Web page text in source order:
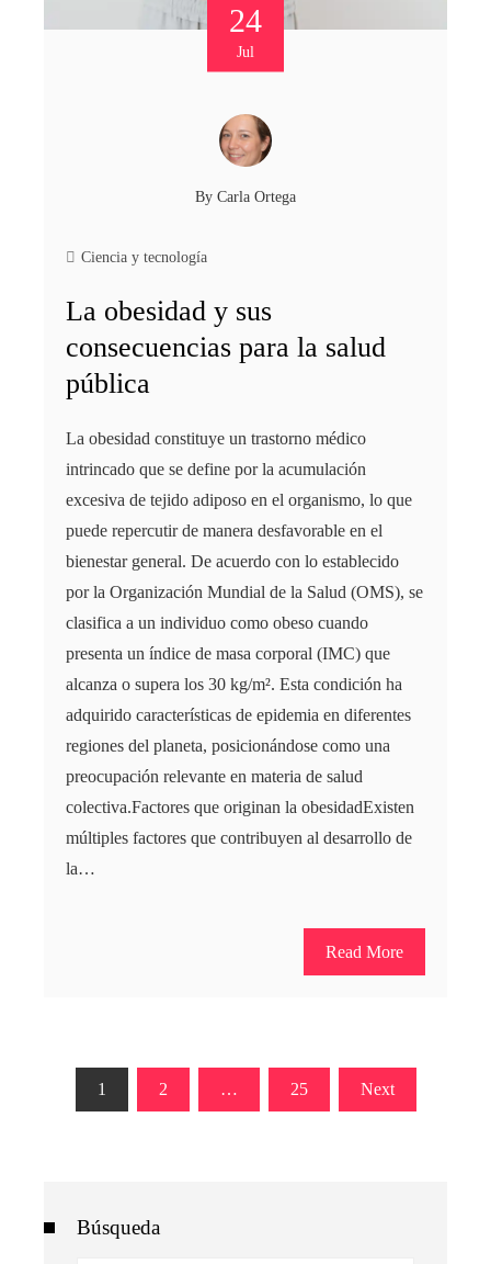
24
Jul
By Carla Ortega
Ciencia y tecnología
La obesidad y sus
consecuencias para la salud
pública
La obesidad constituye un trastorno médico
intrincado que se define por la acumulación
excesiva de tejido adiposo en el organismo, lo que
puede repercutir de manera desfavorable en el
bienestar general. De acuerdo con lo establecido
por la Organización Mundial de la Salud (OMS), se
clasifica a un individuo como obeso cuando
presenta un índice de masa corporal (IMC) que
alcanza o supera los 30 kg/m². Esta condición ha
adquirido características de epidemia en diferentes
regiones del planeta, posicionándose como una
preocupación relevante en materia de salud
colectiva.Factores que originan la obesidadExisten
múltiples factores que contribuyen al desarrollo de
la…
Read More
Paginación
1 2 … 25 Next
Búsqueda